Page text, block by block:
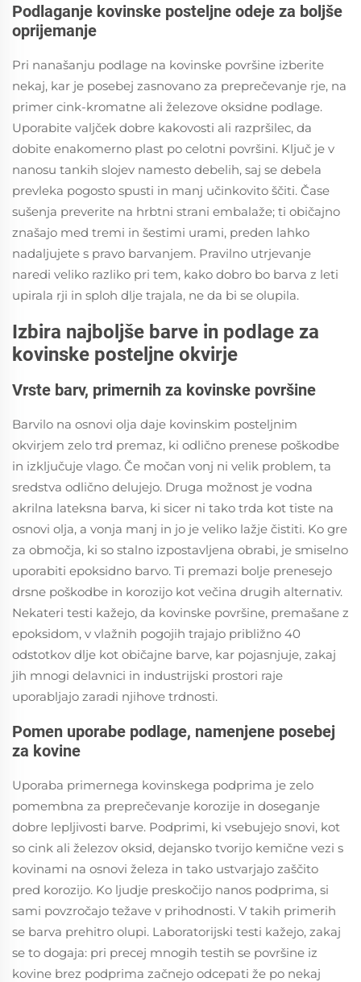
Podlaganje kovinske posteljne odeje za boljše
oprijemanje
Pri nanašanju podlage na kovinske površine izberite
nekaj, kar je posebej zasnovano za preprečevanje rje, na
primer cink-kromatne ali železove oksidne podlage.
Uporabite valjček dobre kakovosti ali razpršilec, da
dobite enakomerno plast po celotni površini. Ključ je v
nanosu tankih slojev namesto debelih, saj se debela
prevleka pogosto spusti in manj učinkovito ščiti. Čase
sušenja preverite na hrbtni strani embalaže; ti običajno
znašajo med tremi in šestimi urami, preden lahko
nadaljujete s pravo barvanjem. Pravilno utrjevanje
naredi veliko razliko pri tem, kako dobro bo barva z leti
upirala rji in sploh dlje trajala, ne da bi se olupila.
Izbira najboljše barve in podlage za
kovinske posteljne okvirje
Vrste barv, primernih za kovinske površine
Barvilo na osnovi olja daje kovinskim posteljnim
okvirjem zelo trd premaz, ki odlično prenese poškodbe
in izključuje vlago. Če močan vonj ni velik problem, ta
sredstva odlično delujejo. Druga možnost je vodna
akrilna lateksna barva, ki sicer ni tako trda kot tiste na
osnovi olja, a vonja manj in jo je veliko lažje čistiti. Ko gre
za območja, ki so stalno izpostavljena obrabi, je smiselno
uporabiti epoksidno barvo. Ti premazi bolje prenesejo
drsne poškodbe in korozijo kot večina drugih alternativ.
Nekateri testi kažejo, da kovinske površine, premašane z
epoksidom, v vlažnih pogojih trajajo približno 40
odstotkov dlje kot običajne barve, kar pojasnjuje, zakaj
jih mnogi delavnici in industrijski prostori raje
uporabljajo zaradi njihove trdnosti.
Pomen uporabe podlage, namenjene posebej
za kovine
Uporaba primernega kovinskega podprima je zelo
pomembna za preprečevanje korozije in doseganje
dobre lepljivosti barve. Podprimi, ki vsebujejo snovi, kot
so cink ali železov oksid, dejansko tvorijo kemične vezi s
kovinami na osnovi železa in tako ustvarjajo zaščito
pred korozijo. Ko ljudje preskočijo nanos podprima, si
sami povzročajo težave v prihodnosti. V takih primerih
se barva prehitro olupi. Laboratorijski testi kažejo, zakaj
se to dogaja: pri precej mnogih testih se površine iz
kovine brez podprima začnejo odcepati že po nekaj